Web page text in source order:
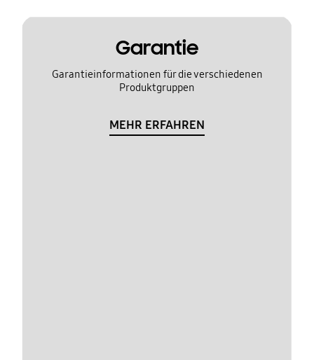
Garantie
Garantieinformationen für die verschiedenen
Produktgruppen
MEHR ERFAHREN